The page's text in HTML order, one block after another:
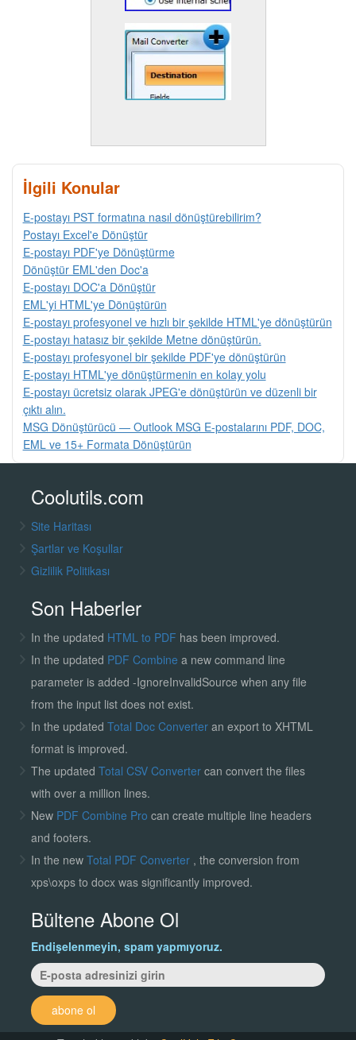
İlgili Konular
E-postayı PST formatına nasıl dönüştürebilirim?
Postayı Excel'e Dönüştür
E-postayı PDF'ye Dönüştürme
Dönüştür EML'den Doc'a
E-postayı DOC'a Dönüştür
EML'yi HTML'ye Dönüştürün
E-postayı profesyonel ve hızlı bir şekilde HTML'ye dönüştürün
E-postayı hatasız bir şekilde Metne dönüştürün.
E-postayı profesyonel bir şekilde PDF'ye dönüştürün
E-postayı HTML'ye dönüştürmenin en kolay yolu
E-postayı ücretsiz olarak JPEG'e dönüştürün ve düzenli bir
çıktı alın.
MSG Dönüştürücü — Outlook MSG E-postalarını PDF, DOC,
EML ve 15+ Formata Dönüştürün
Coolutils.com
Site Haritası
Şartlar ve Koşullar
Gizlilik Politikası
Son Haberler
In the updated HTML to PDF has been improved.
In the updated PDF Combine a new command line
parameter is added -IgnoreInvalidSource when any file
from the input list does not exist.
In the updated Total Doc Converter an export to XHTML
format is improved.
The updated Total CSV Convertercan convert the files
with over a million lines.
New PDF Combine Pro can create multiple line headers
and footers.
In the new Total PDF Converter , the conversion from
xps\oxps to docx was significantly improved.
Bültene Abone Ol
Endişelenmeyin, spam yapmıyoruz.
abone ol